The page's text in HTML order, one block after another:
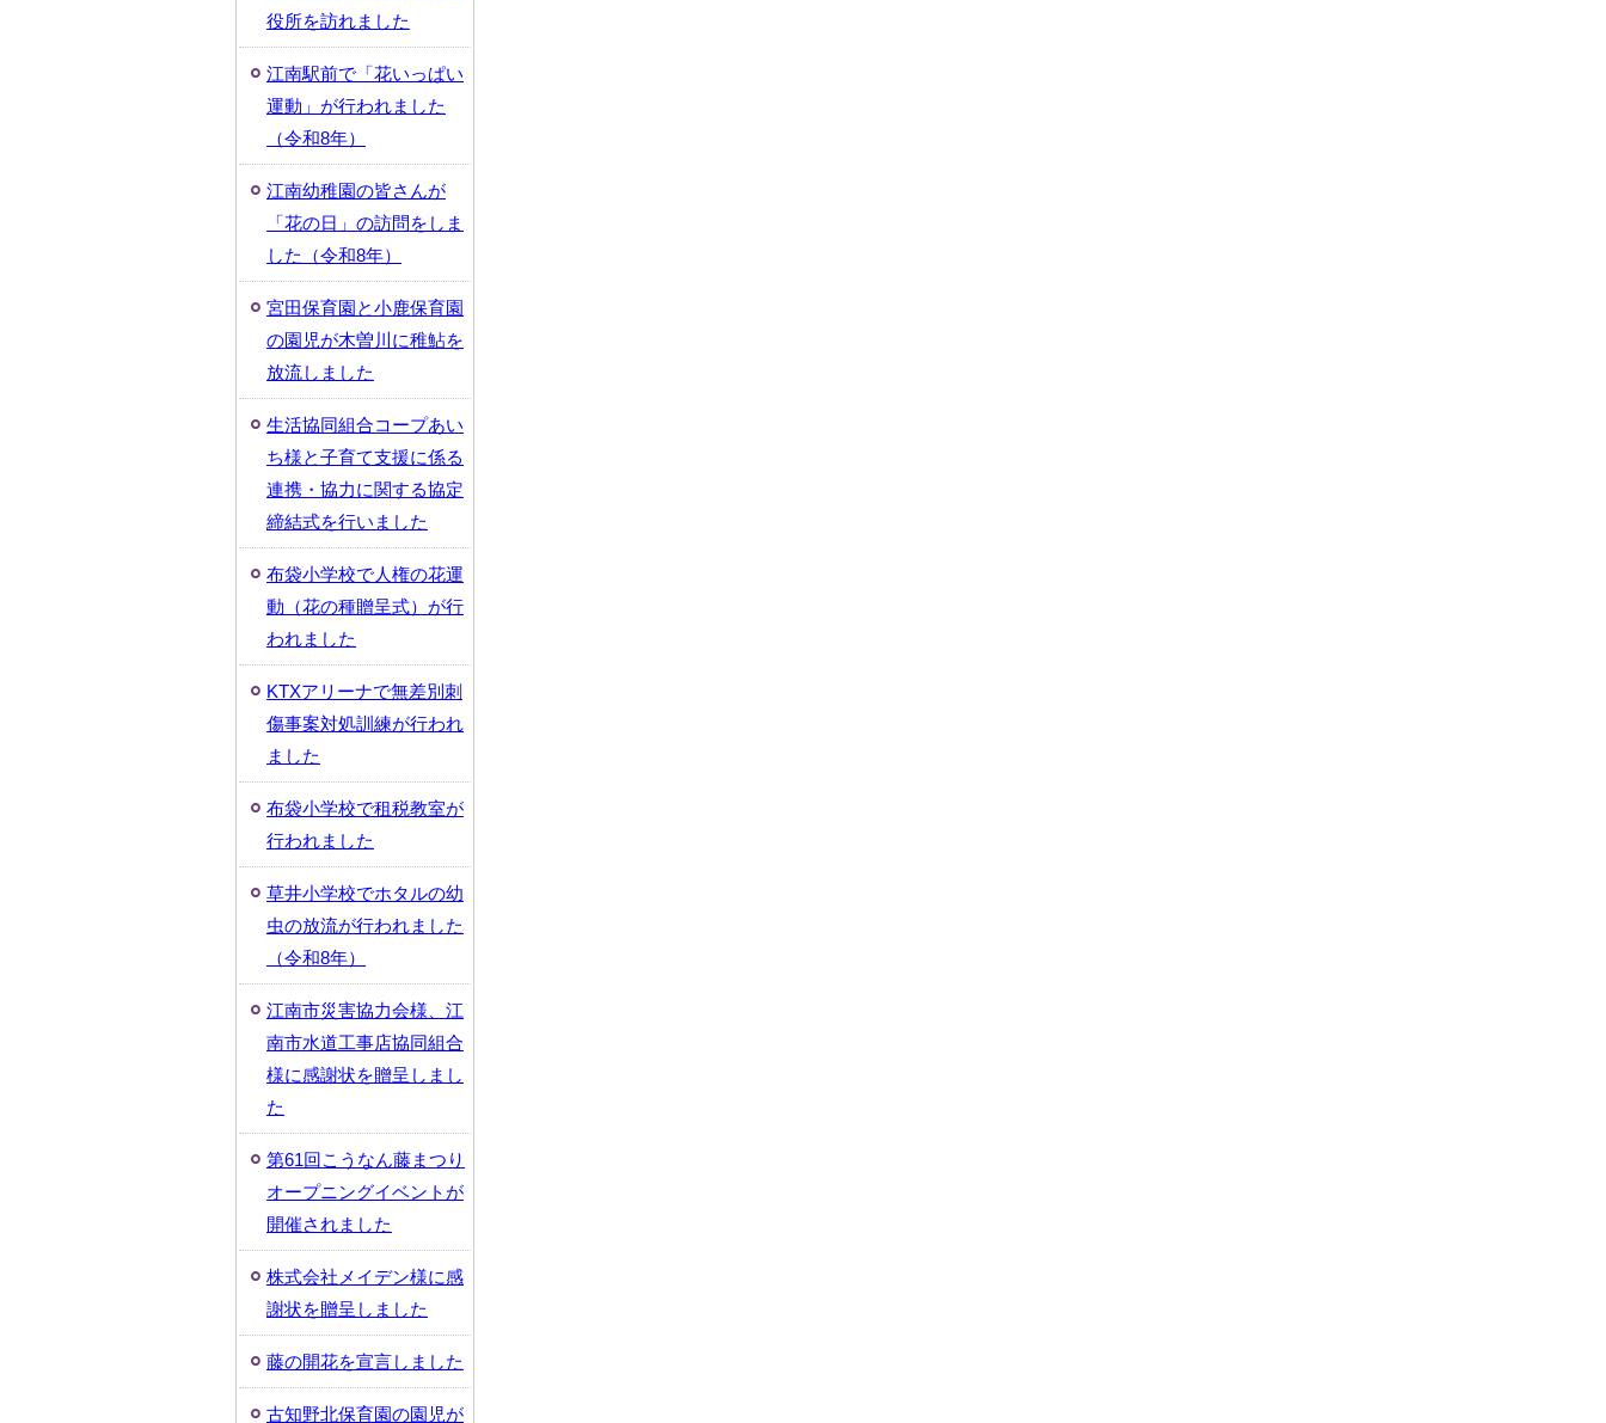
役所を訪れました
江南駅前で「花いっぱい
運動」が行われました
（令和8年）
江南幼稚園の皆さんが
「花の日」の訪問をしま
した（令和8年）
宮田保育園と小鹿保育園
の園児が木曽川に稚鮎を
放流しました
生活協同組合コープあい
ち様と子育て支援に係る
連携・協力に関する協定
締結式を行いました
布袋小学校で人権の花運
動（花の種贈呈式）が行
われました
KTXアリーナで無差別刺
傷事案対処訓練が行われ
ました
布袋小学校で租税教室が
行われました
草井小学校でホタルの幼
虫の放流が行われました
（令和8年）
江南市災害協力会様、江
南市水道工事店協同組合
様に感謝状を贈呈しまし
た
第61回こうなん藤まつり
オープニングイベントが
開催されました
株式会社メイデン様に感
謝状を贈呈しました
藤の開花を宣言しました
古知野北保育園の園児が